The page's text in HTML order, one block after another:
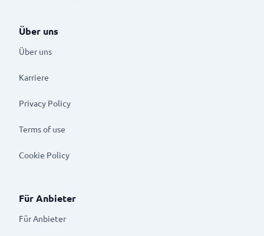
Über uns
Über uns
Karriere
Privacy Policy
Terms of use
Cookie Policy
Für Anbieter
Für Anbieter